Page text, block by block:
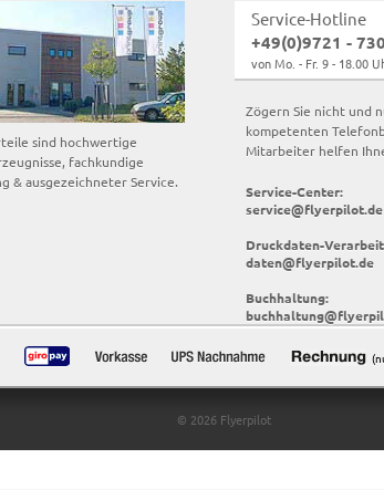
sind hochwertige
fachkundige
& ausgezeichneter Service.
Service-Hotline
+49(0)9721 -
von Mo. - Fr. 9 - 18.00
Zögern Sie nicht und
kompetenten
Mitarbeiter helfen
Service-Center:
service@flyerpilot.de
Druckdaten-
daten@flyerpilot.de
Buchhaltung:
© 2026 Flyerpilot